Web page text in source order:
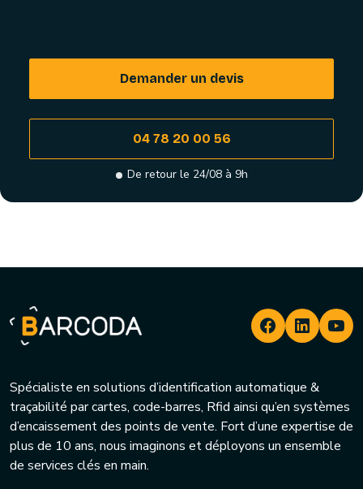
Demander un devis
04 78 20 00 56
De retour le 24/08 à 9h
Spécialiste en solutions d’identification automatique &
traçabilité par cartes, code-barres, Rfid ainsi qu’en systèmes
d’encaissement des points de vente. Fort d’une expertise de
plus de 10 ans, nous imaginons et déployons un ensemble
de services clés en main.